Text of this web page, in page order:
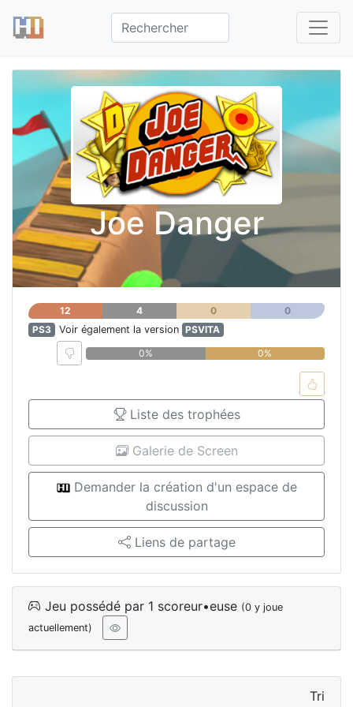
Joe Danger
12 4 0
0
PS3
Voir également la version PSVITA
0%
0%
Liste des trophées
Galerie de Screen
Demander la création d'un espace de
discussion
Liens de partage
Jeu possédé par 1 scoreur•euse (0 y joue
actuellement)
Tri